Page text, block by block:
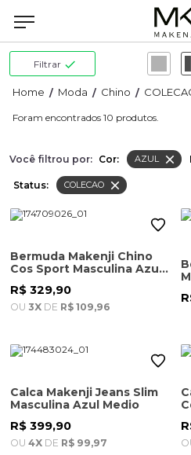
Filtrar
Moda Chino
10
Você filtrou por: Cor: AZUL
Status: COLECAO
Bermuda Makenji Chino
Cos Sport Masculina Azul
Marinho
R$ 329,90
OU 3X DE R$ 109,96
Calca Makenji Jeans Slim
Masculina Azul Medio
R$ 399,90
OU 4X DE R$ 99,97